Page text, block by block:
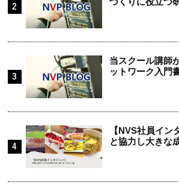
当スクール講師
ットワーク入門
【NVS社員イン
と協力し大きな